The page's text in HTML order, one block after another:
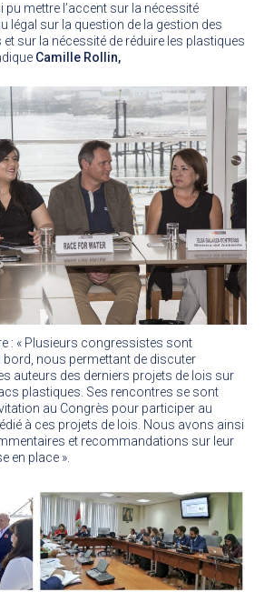
pu mettre l’accent sur la nécessité
légal sur la question de la gestion des
sur la nécessité de réduire les plastiques
Camille Rollin,
: « Plusieurs congressistes sont
bord, nous permettant de discuter
auteurs des derniers projets de lois sur
plastiques. Ses rencontres se sont
au Congrès pour participer au
à ces projets de lois. Nous avons ainsi
et recommandations sur leur
en place ».